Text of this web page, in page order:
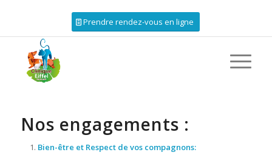
Prendre rendez-vous en ligne
Nos engagements :
Bien-être et Respect de vos compagnons: